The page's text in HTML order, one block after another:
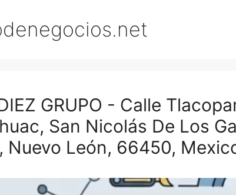
GRUPO - Calle
San Nicolás De Los
Nuevo León, 66450,